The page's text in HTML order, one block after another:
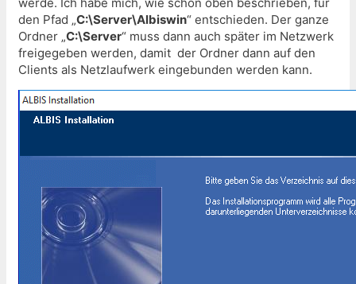
den Pfad „C:\Server\Albiswin“ entschieden. Der ganze
Ordner „C:\Server“ muss dann auch später im Netzwerk
freigegeben werden, damit der Ordner dann auf den
Clients als Netzlaufwerk eingebunden werden kann.